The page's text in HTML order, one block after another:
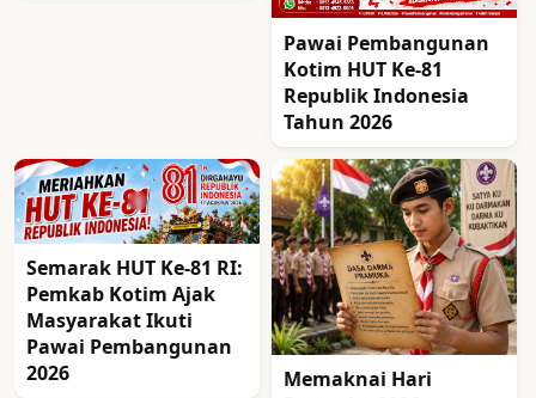
Pawai Pembangunan
Kotim HUT Ke-81
Republik Indonesia
Tahun 2026
Semarak HUT Ke-81 RI:
Pemkab Kotim Ajak
Masyarakat Ikuti
Pawai Pembangunan
2026
Memaknai Hari